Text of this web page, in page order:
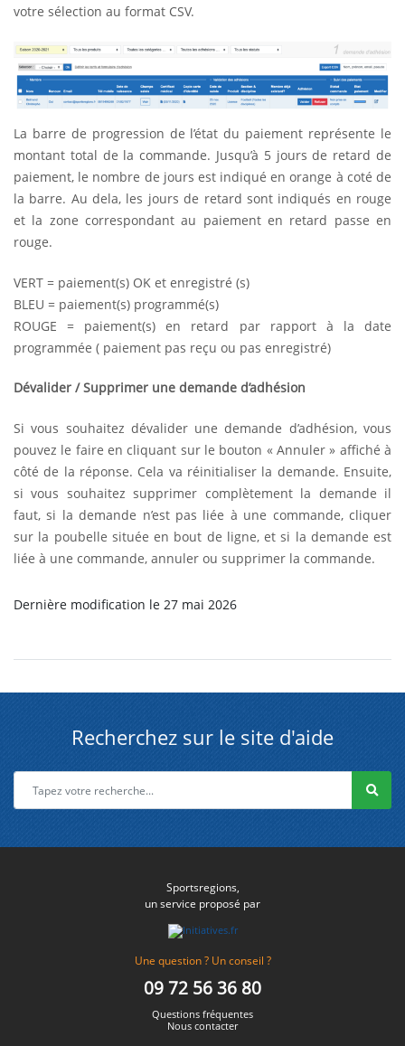
votre sélection au format CSV.
La barre de progression de l’état du paiement représente le
montant total de la commande. Jusqu’à 5 jours de retard de
paiement, le nombre de jours est indiqué en orange à coté de
la barre. Au dela, les jours de retard sont indiqués en rouge
et la zone correspondant au paiement en retard passe en
rouge.
VERT = paiement(s) OK et enregistré (s)
BLEU = paiement(s) programmé(s)
ROUGE = paiement(s) en retard par rapport à la date
programmée ( paiement pas reçu ou pas enregistré)
Dévalider / Supprimer une demande d’adhésion
Si vous souhaitez dévalider une demande d’adhésion, vous
pouvez le faire en cliquant sur le bouton « Annuler » affiché à
côté de la réponse. Cela va réinitialiser la demande. Ensuite,
si vous souhaitez supprimer complètement la demande il
faut, si la demande n’est pas liée à une commande, cliquer
sur la poubelle située en bout de ligne, et si la demande est
liée à une commande, annuler ou supprimer la commande.
Dernière modification le 27 mai 2026
Recherchez sur le site d'aide
Sportsregions,
un service proposé par
Une question ? Un conseil ?
09 72 56 36 80
Questions fréquentes
Nous contacter